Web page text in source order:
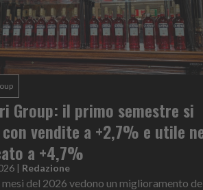
Group: il primo semestre si
vendite a +2,7% e utile
a +4,7%
| Redazione
mesi del 2026 vedono un miglioramento